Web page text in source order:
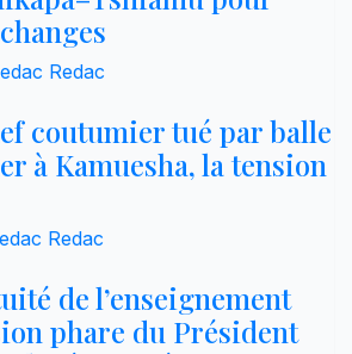
Redac
coutumier tué par balle
à Kamuesha, la tension
Redac
de l’enseignement
phare du Président